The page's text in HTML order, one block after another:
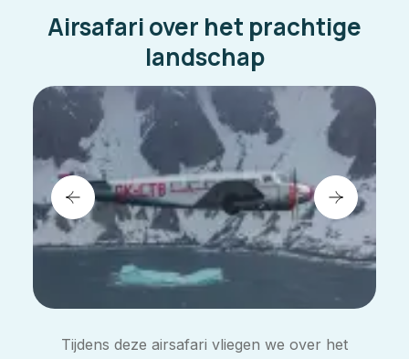
Airsafari over het prachtige
landschap
Tijdens deze airsafari vliegen we over het